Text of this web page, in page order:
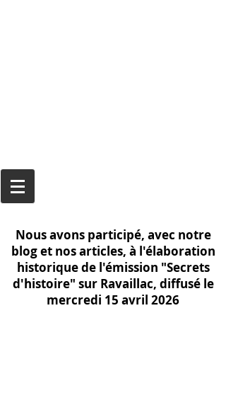
Nous avons participé, avec notre
blog et nos articles, à l'élaboration
historique de l'émission "Secrets
d'histoire" sur Ravaillac, diffusé le
mercredi 15 avril 2026